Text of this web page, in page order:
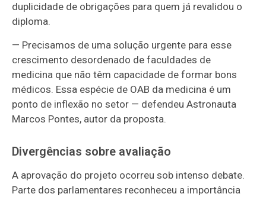
duplicidade de obrigações para quem já revalidou o
diploma.
— Precisamos de uma solução urgente para esse
crescimento desordenado de faculdades de
medicina que não têm capacidade de formar bons
médicos. Essa espécie de OAB da medicina é um
ponto de inflexão no setor — defendeu Astronauta
Marcos Pontes, autor da proposta.
Divergências sobre avaliação
A aprovação do projeto ocorreu sob intenso debate.
Parte dos parlamentares reconheceu a importância